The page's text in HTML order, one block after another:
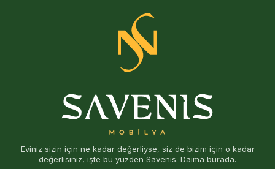
Eviniz sizin için ne kadar değerliyse, siz de bizim için o kadar
değerlisiniz, işte bu yüzden Savenis. Daima burada.